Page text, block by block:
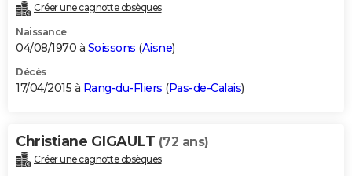
Créer une cagnotte obsèques
Naissance
04/08/1970 à Soissons (Aisne)
Décès
17/04/2015 à Rang-du-Fliers (Pas-de-Calais)
Christiane GIGAULT (72 ans)
Créer une cagnotte obsèques